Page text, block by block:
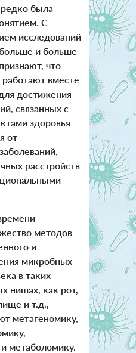
была
С
исследований
и больше
что
вместе
достижения
связанных с
здоровья
от
расстройств
методов
и
микробных
в таких
нишах, как рот,
и т.д.,
метагеномику,
метаболомику.